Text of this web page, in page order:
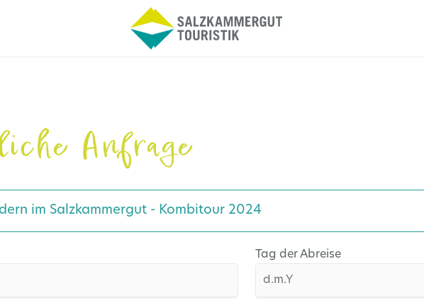
Anfrage
im Salzkammergut - Kombitour 2024
Tag der Abreise